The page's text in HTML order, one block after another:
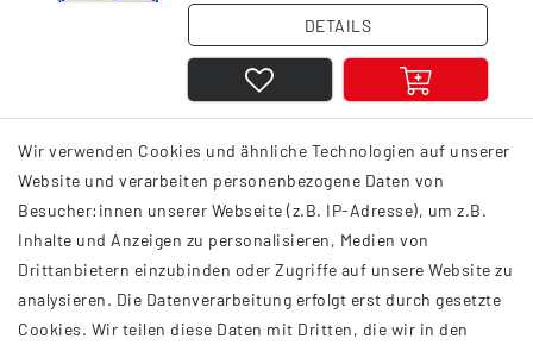
DETAILS
1 2
INFORMATIONEN
Wir verwenden Cookies und ähnliche Technologien auf unserer
Website und verarbeiten personenbezogene Daten von
Besucher:innen unserer Webseite (z.B. IP-Adresse), um z.B.
Inhalte und Anzeigen zu personalisieren, Medien von
Drittanbietern einzubinden oder Zugriffe auf unsere Website zu
analysieren. Die Datenverarbeitung erfolgt erst durch gesetzte
Cookies. Wir teilen diese Daten mit Dritten, die wir in den